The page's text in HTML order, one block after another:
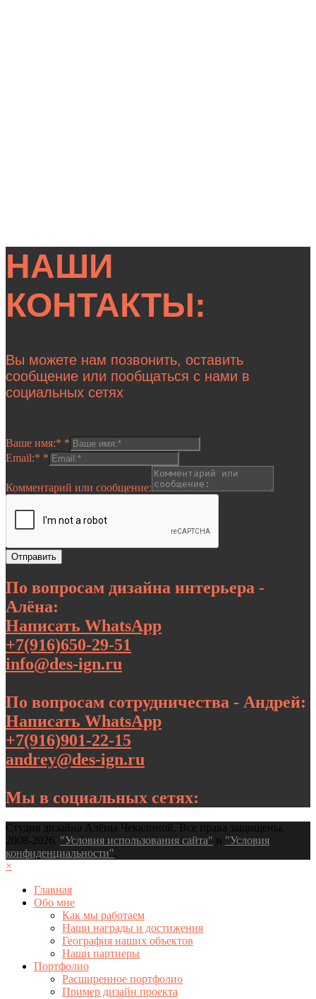
НАШИ
КОНТАКТЫ:
Вы можете нам позвонить, оставить
сообщение или пообщаться с нами в
социальных сетях
Ваше имя:* *
Email:* *
Комментарий или сообщение:
Отправить
По вопросам дизайна интерьера -
Алёна:
Написать WhatsApp
+7(916)650-29-51
info@des-ign.ru
По вопросам сотрудничества - Андрей:
Написать WhatsApp
+7(916)901-22-15
andrey@des-ign.ru
Мы в социальных сетях:
Студия дизайна Алёны Чекалиной. Все права защищены.
2008-2026. "Условия использования сайта" и "Условия
конфиденциальности"
×
Главная
Обо мне
Как мы работаем
Наши награды и достижения
География наших объектов
Наши партнеры
Портфолио
Расширенное портфолио
Пример дизайн проекта